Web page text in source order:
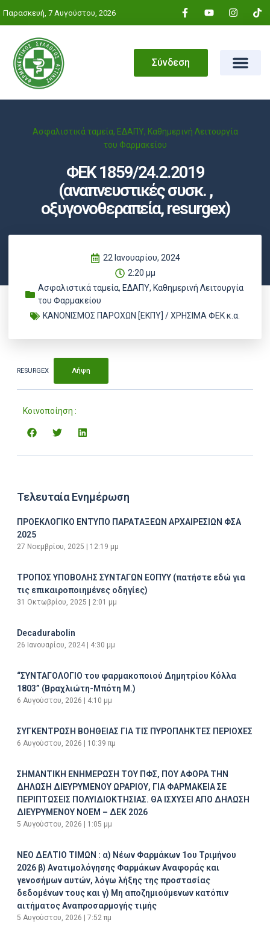
Παρασκευή, 7 Αυγούστου, 2026
Σύνδεση
Ασφαλιστικά ταμεία, ΕΔΑΠΥ, Καθημερινή Λειτουργία
του Φαρμακείου
ΦΕΚ 1859/24.2.2019
(αναπνευστικές συσκ. ,
οξυγονοθεραπεία, resurgex)
22 Ιανουαρίου, 2024
2:20 μμ
Ασφαλιστικά ταμεία, ΕΔΑΠΥ, Καθημερινή Λειτουργία
του Φαρμακείου
ΚΑΝΟΝΙΣΜΟΣ ΠΑΡΟΧΩΝ [ΕΚΠΥ] / ΧΡΗΣΙΜΑ ΦΕΚ κ.α.
RESURGEX Λήψη
Κοινοποίηση :
Τελευταία Ενημέρωση
ΠΡΟΕΚΛΟΓΙΚΟ ΕΝΤΥΠΟ ΠΑΡΑΤΑΞΕΩΝ ΑΡΧΑΙΡΕΣΙΩΝ ΦΣΑ
2025
27 Νοεμβρίου, 2025 12:19 μμ
ΤΡΟΠΟΣ ΥΠΟΒΟΛΗΣ ΣΥΝΤΑΓΩΝ ΕΟΠΥΥ (πατήστε εδώ για
τις επικαιροποιημένες οδηγίες)
31 Οκτωβρίου, 2025 2:01 μμ
Decadurabolin
26 Ιανουαρίου, 2024 4:30 μμ
“ΣΥΝΤΑΓΟΛΟΓΙΟ του φαρμακοποιού Δημητρίου Κόλλα
1803” (Βραχλιώτη-Μπότη Μ.)
6 Αυγούστου, 2026 4:10 μμ
ΣΥΓΚΕΝΤΡΩΣΗ ΒΟΗΘΕΙΑΣ ΓΙΑ ΤΙΣ ΠΥΡΟΠΛΗΚΤΕΣ ΠΕΡΙΟΧΕΣ
6 Αυγούστου, 2026 10:39 πμ
ΣΗΜΑΝΤΙΚΗ ΕΝΗΜΕΡΩΣΗ ΤΟΥ ΠΦΣ, ΠΟΥ ΑΦΟΡΑ ΤΗΝ
ΔΗΛΩΣΗ ΔΙΕΥΡΥΜΕΝΟΥ ΩΡΑΡΙΟΥ, ΓΙΑ ΦΑΡΜΑΚΕΙΑ ΣΕ
ΠΕΡΙΠΤΩΣΕΙΣ ΠΟΛΥΙΔΙΟΚΤΗΣΙΑΣ. ΘΑ ΙΣΧΥΣΕΙ ΑΠΟ ΔΗΛΩΣΗ
ΔΙΕΥΡΥΜΕΝΟΥ ΝΟΕΜ – ΔΕΚ 2026
5 Αυγούστου, 2026 1:05 μμ
ΝΕΟ ΔΕΛΤΙΟ ΤΙΜΩΝ : α) Νέων Φαρμάκων 1ου Τριμήνου
2026 β) Ανατιμολόγησης Φαρμάκων Αναφοράς και
γενοσήμων αυτών, λόγω λήξης της προστασίας
δεδομένων τους και γ) Μη αποζημιούμενων κατόπιν
αιτήματος Αναπροσαρμογής τιμής
5 Αυγούστου, 2026 7:52 πμ